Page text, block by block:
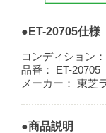
●ET-20705仕様
コンディション：
品番：
ET-20705
メーカー：
東芝
●商品説明